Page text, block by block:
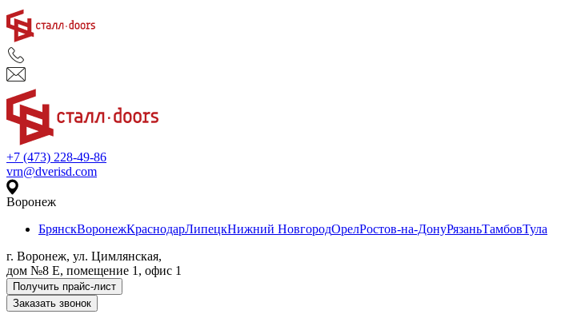
+7 (473) 228-49-86
vrn@dverisd.com
Воронеж
БрянскВоронежКраснодарЛипецкНижний НовгородОрелРостов-на-ДонуРязаньТамбовТула
г. Воронеж, ул. Цимлянская,
дом №8 Е, помещение 1, офис 1
Получить прайс-лист
Заказать звонок